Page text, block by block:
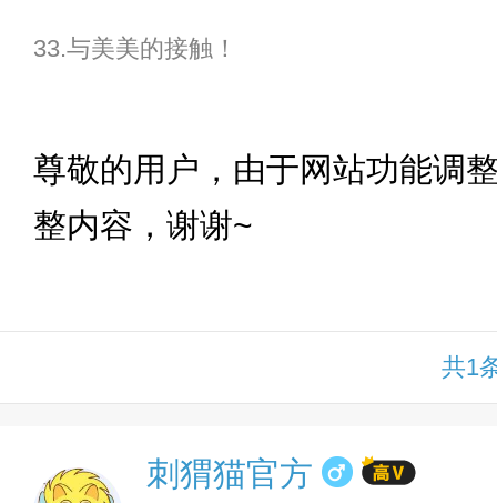
33.与美美的接触！
尊敬的用户，由于网站功能调
整内容，谢谢~
共1
刺猬猫官方